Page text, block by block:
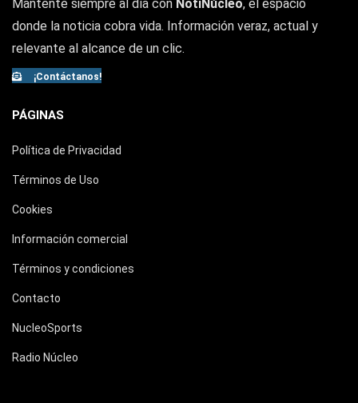
Mantente siempre al día con NotiNúcleo, el espacio
donde la noticia cobra vida. Información veraz, actual y
relevante al alcance de un clic.
¡Contáctanos!
PÁGINAS
Política de Privacidad
Términos de Uso
Cookies
Información comercial
Términos y condiciones
Contacto
NucleoSports
Radio Núcleo